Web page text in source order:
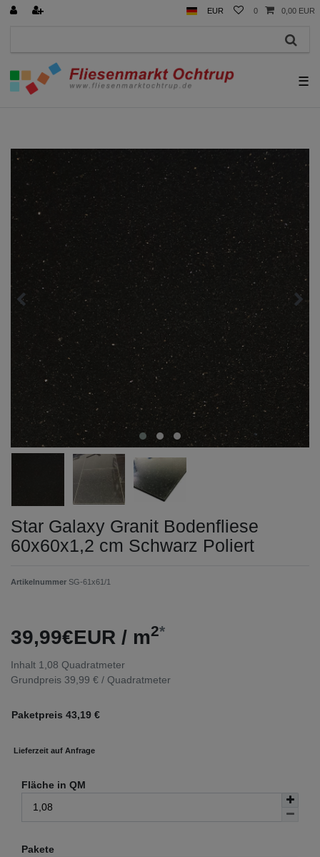
EUR 0 0,00 EUR
☰
Star Galaxy Granit Bodenfliese
60x60x1,2 cm Schwarz Poliert
Artikelnummer SG-61x61/1
39,99€EUR / m2*
Inhalt 1,08 Quadratmeter
Grundpreis 39,99 € / Quadratmeter
Paketpreis 43,19 €
Lieferzeit auf Anfrage
Fläche in QM
Pakete